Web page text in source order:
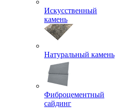
Искусственный
камень
Натуральный камень
Фиброцементный
сайдинг